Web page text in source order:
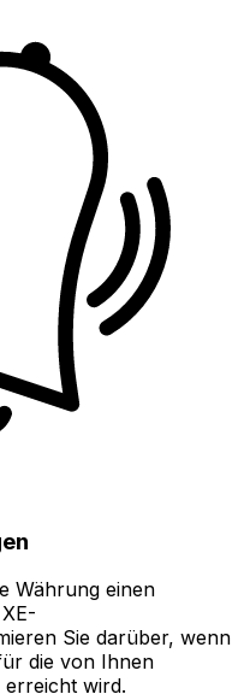
Währung einen
Sie darüber, wenn
die von Ihnen
erreicht wird.